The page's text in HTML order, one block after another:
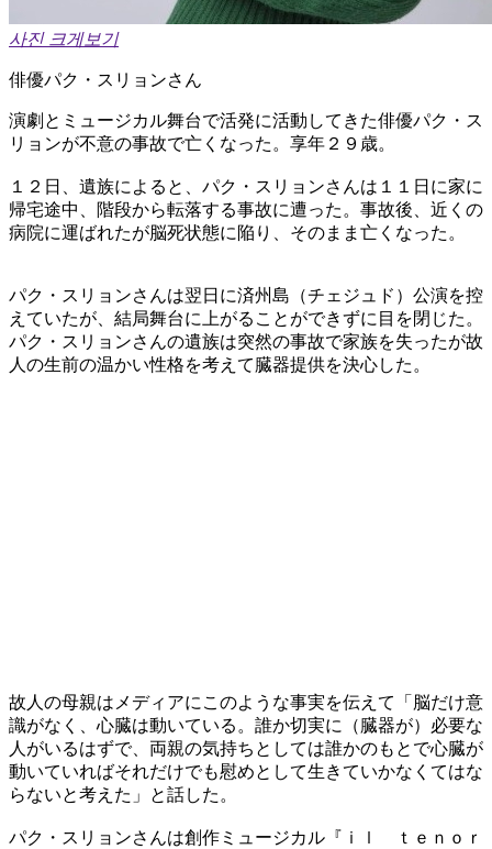
사진 크게보기
俳優パク・スリョンさん
演劇とミュージカル舞台で活発に活動してきた俳優パク・ス
リョンが不意の事故で亡くなった。享年２９歳。
１２日、遺族によると、パク・スリョンさんは１１日に家に
帰宅途中、階段から転落する事故に遭った。事故後、近くの
病院に運ばれたが脳死状態に陥り、そのまま亡くなった。
パク・スリョンさんは翌日に済州島（チェジュド）公演を控
えていたが、結局舞台に上がることができずに目を閉じた。
パク・スリョンさんの遺族は突然の事故で家族を失ったが故
人の生前の温かい性格を考えて臓器提供を決心した。
故人の母親はメディアにこのような事実を伝えて「脳だけ意
識がなく、心臓は動いている。誰か切実に（臓器が）必要な
人がいるはずで、両親の気持ちとしては誰かのもとで心臓が
動いていればそれだけでも慰めとして生きていかなくてはな
らないと考えた」と話した。
パク・スリョンさんは創作ミュージカル『ｉｌ ｔｅｎｏｒ